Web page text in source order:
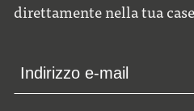
direttamente nella tua